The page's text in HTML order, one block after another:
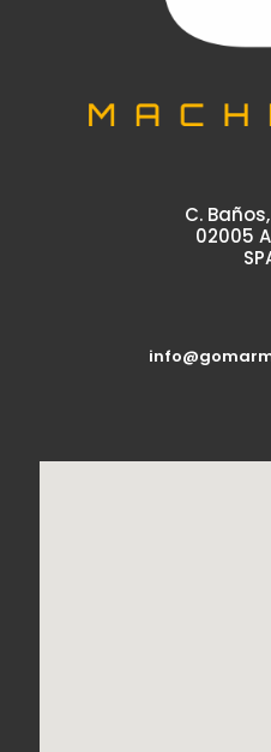
C.
02005